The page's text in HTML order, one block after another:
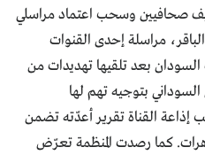
صحافيين وسحب اعتماد مراسلي
مراسلة إحدى القنوات
بعد تلقيها تهديدات من
بتوجيه تهم لها
إذاعة القناة تقرير أعدّته تضمن
كما رصدت المنظمة تعرّض